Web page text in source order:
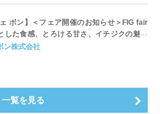
ェ ボン】＜フェア開催のお知らせ＞FIG fair
した食感、とろける甘さ、イチジクの魅力
と。新作を含め、イチジク尽くしの全4種が
（木）スタート
ン株式会社
一覧を見る